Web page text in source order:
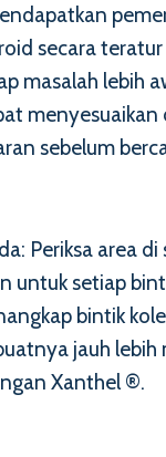
secara
masalah lebih
sebelum
Periksa area
untuk setiap
bintik
jauh lebih
Xanthel ®.